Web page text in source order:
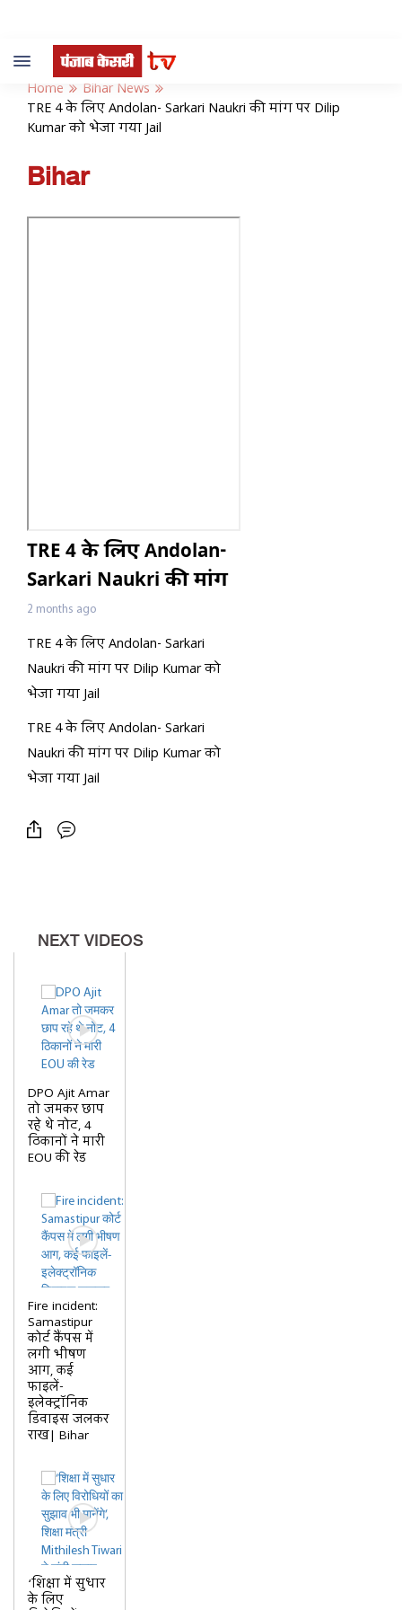
Toggle
navigation
Home
Bihar News
TRE 4 के लिए Andolan- Sarkari Naukri की मांग पर Dilip
Kumar को भेजा गया Jail
Bihar
TRE 4 के लिए Andolan-
Sarkari Naukri की मांग
पर Dilip Kumar को भेजा
गया Jail
2 months ago
TRE 4 के लिए Andolan- Sarkari
Naukri की मांग पर Dilip Kumar को
भेजा गया Jail
TRE 4 के लिए Andolan- Sarkari
Naukri की मांग पर Dilip Kumar को
भेजा गया Jail
NEXT VIDEOS
DPO Ajit Amar
तो जमकर छाप
रहे थे नोट, 4
ठिकानों ने मारी
EOU की रेड
Fire incident:
Samastipur
कोर्ट कैंपस में
लगी भीषण
आग, कई
फाइलें-
इलेक्ट्रॉनिक
डिवाइस जलकर
राख| Bihar
‘शिक्षा में सुधार
के लिए